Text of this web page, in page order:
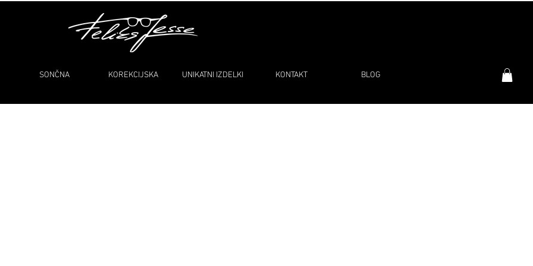
SONČNA KOREKCIJSKA UNIKATNI IZDELKI KONTAKT BLOG